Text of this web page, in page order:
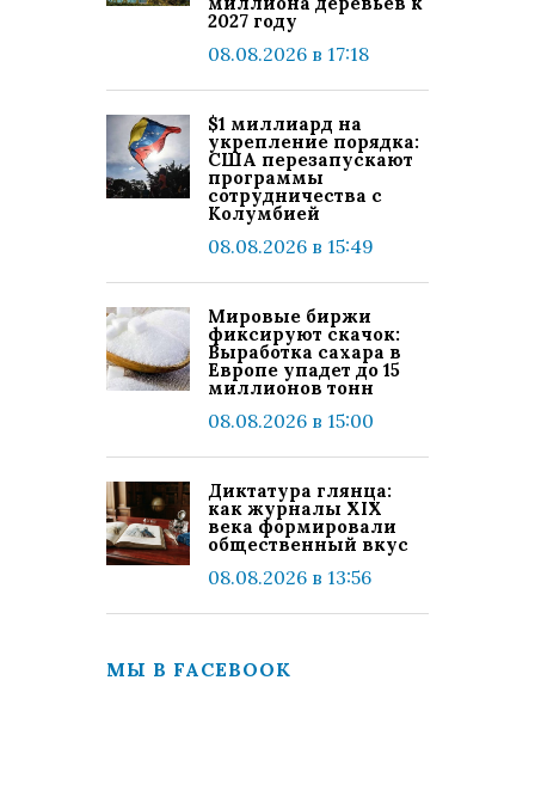
2027 году
08.08.2026 в 17:18
$1 миллиард на
укрепление порядка:
США перезапускают
программы
сотрудничества с
Колумбией
08.08.2026 в 15:49
Мировые биржи
фиксируют скачок:
Выработка сахара в
Европе упадет до 15
миллионов тонн
08.08.2026 в 15:00
Диктатура глянца:
как журналы XIX
века формировали
общественный вкус
08.08.2026 в 13:56
МЫ В FACEBOOK